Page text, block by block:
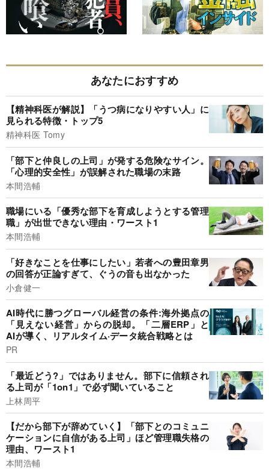
あなたにおすすめ
【精神科医が解説】「うつ病になりやすい人」に
見られる特徴・トップ5
精神科医 Tomy
「部下と仲良しの上司」が発する危険なサイン。
「心理的安全性」が誤解された職場の末路
本間浩輔
職場にいる「優秀な部下を育成しようとする管理
職」が出世できない理由・ワースト1
本間浩輔
「好きなことを仕事にしたい」若者への豊田章男
の回答が正論すぎて、ぐうの音も出なかった
小倉健一
AI時代に勝つグローバル経営の条件:海外拠点の
「見えない経営」からの脱却。「二層ERP」と
AIが導く、リアルタイム·データ統合戦略とは
PR
「最近どう?」ではありません。部下に信頼され
る上司が「1on1」で必ず聞いていること
上林周平
【だから部下が辞めていく】「部下とのコミュニ
ケーションに自信がある上司」ほど管理職失格の
理由、ワースト1
本間浩輔